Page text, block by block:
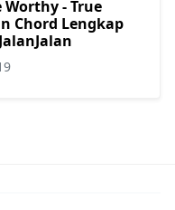
- True
Chord Lengkap